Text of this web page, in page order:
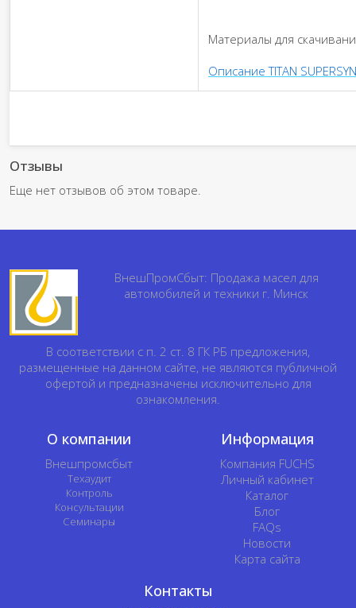
Материалы для
Описание TITAN
Отзывы
Еще нет отзывов об этом товаре.
ВнешПромСбыт: Продажа масел для
автомобилей и техники г. Минск
В соответствии с п. 2 ст. 8 ГК РБ предложения,
размещенные на данном сайте, не являются публичной
офертой и предназначены исключительно для
ознакомления.
О компании
Внешпромсбыт
Техаудит
Контроль
Консультации
Семинары
Информация
Компания FUCHS
Личный кабинет
Каталог
Блог
FAQs
Новости
Карта сайта
Контакты